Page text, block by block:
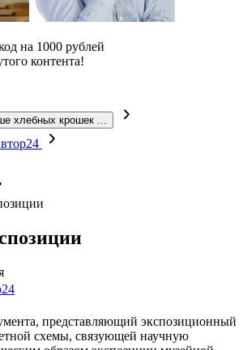
на 1000 рублей
контента!
хлебных крошек ...
представляющий экспозиционный
схемы, связующей научную